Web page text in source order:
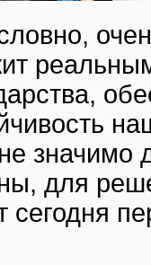
значимо
для
сегодня